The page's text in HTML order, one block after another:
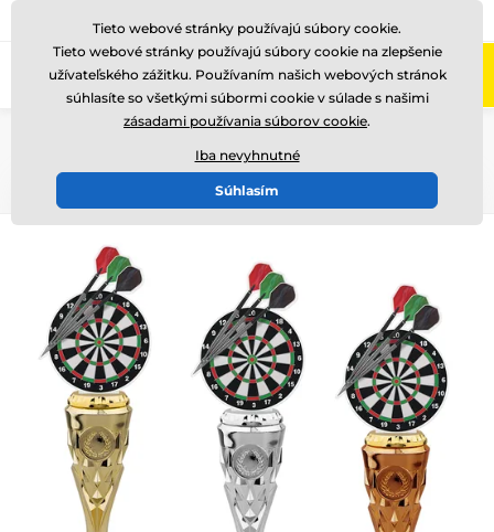
Zavolajte nám (Po-Pi 8-17) +421220255160
Tieto webové stránky používajú súbory cookie.
Tieto webové stránky používajú súbory cookie na zlepšenie
užívateľského zážitku. Používaním našich webových stránok
súhlasíte so všetkými súbormi cookie v súlade s našimi
zásadami používania súborov cookie.
Iba nevyhnutné
Súhlasím